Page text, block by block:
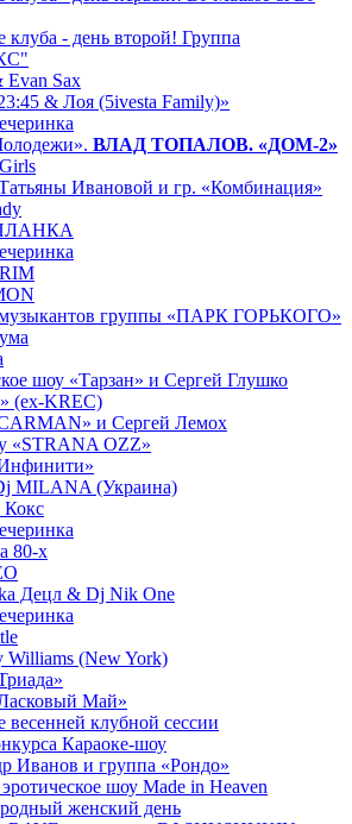
клуба - день второй! Группа
Sax
& Лоя (5ivesta Family)»
ВЛАД ТОПАЛОВ. «ДОМ-2»
Ивановой и гр. «Комбинация»
группы «ПАРК ГОРЬКОГО»
шоу «Тарзан» и Сергей Глушко
(ex-KREC)
и Сергей Лемох
«STRANA OZZ»
MILANA (Украина)
Кокс
80-х
Децл & Dj Nik One
Williams (New York)
Май»
весенней клубной сессии
Караоке-шоу
Иванов и группа «Рондо»
шоу Made in Heaven
женский день